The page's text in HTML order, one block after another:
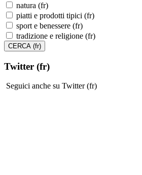
natura (fr)
piatti e prodotti tipici (fr)
sport e benessere (fr)
tradizione e religione (fr)
Twitter (fr)
Seguici anche su Twitter (fr)